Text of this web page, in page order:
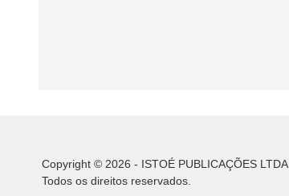
Copyright © 2026 - ISTOÉ PUBLICAÇÕES LTDA
Todos os direitos reservados.